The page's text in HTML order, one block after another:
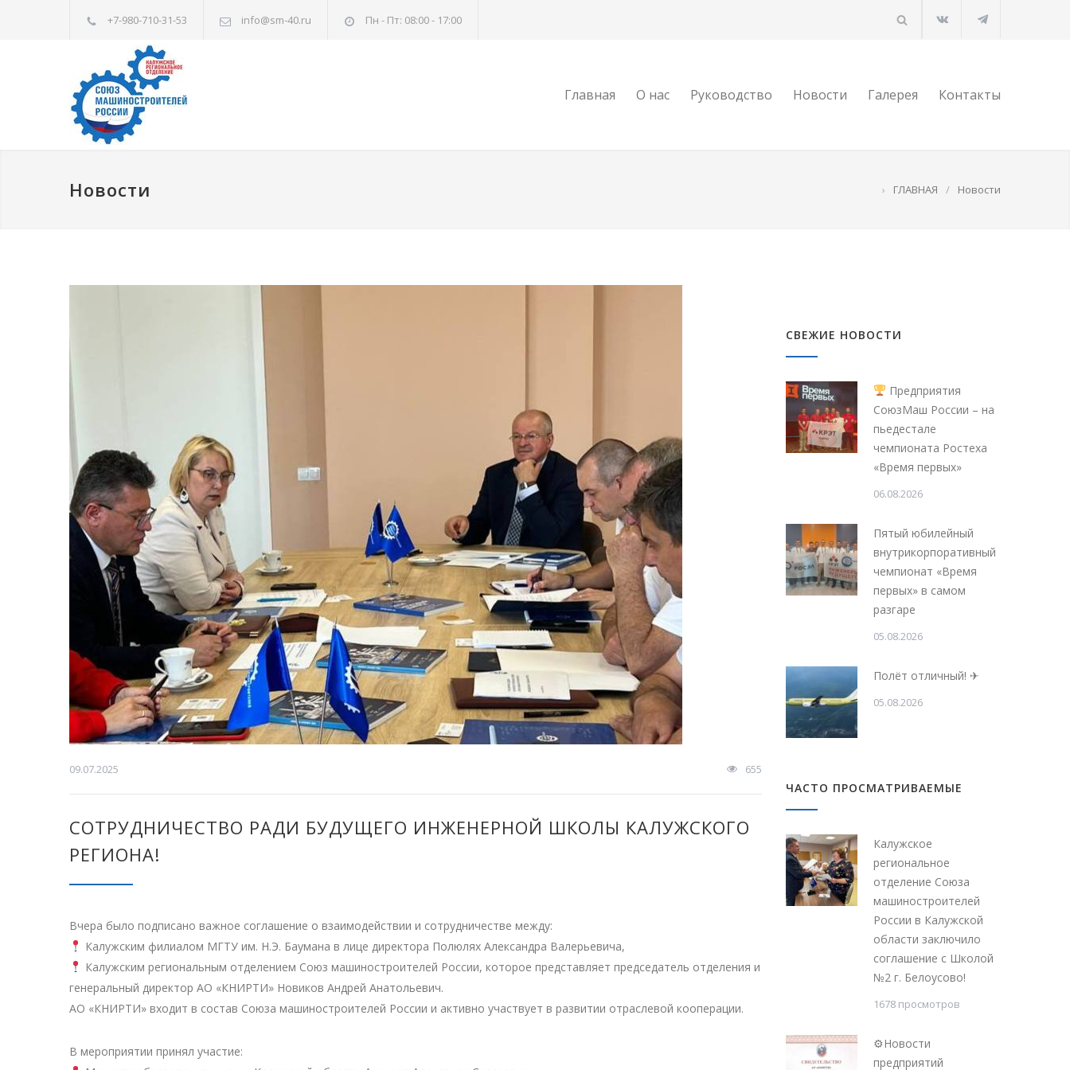
+7-980-710-31-53 info@sm-40.ru Пн - Пт: 08:00 - 17:00
Главная О нас Руководство Новости Галерея Контакты
Новости › ГЛАВНАЯ / Новости
09.07.2025 655
СОТРУДНИЧЕСТВО РАДИ БУДУЩЕГО ИНЖЕНЕРНОЙ ШКОЛЫ КАЛУЖСКОГО
РЕГИОНА!
Вчера было подписано важное соглашение о взаимодействии и сотрудничестве между:
Калужским филиалом МГТУ им. Н.Э. Баумана в лице директора Полюлях Александра Валерьевича,
Калужским региональным отделением Союз машиностроителей России, которое представляет председатель отделения и
генеральный директор АО «КНИРТИ» Новиков Андрей Анатольевич.
АО «КНИРТИ» входит в состав Союза машиностроителей России и активно участвует в развитии отраслевой кооперации.
В мероприятии принял участие:
СВЕЖИЕ НОВОСТИ
Предприятия
СоюзМаш России – на
пьедестале
чемпионата Ростеха
«Время первых»
06.08.2026
Пятый юбилейный
внутрикорпоративный
чемпионат «Время
первых» в самом
разгаре
05.08.2026
Полёт отличный! ✈
05.08.2026
ЧАСТО ПРОСМАТРИВАЕМЫЕ
Калужское
региональное
отделение Союза
машиностроителей
России в Калужской
области заключило
соглашение с Школой
№2 г. Белоусово!
1678 просмотров
⚙Новости
предприятий